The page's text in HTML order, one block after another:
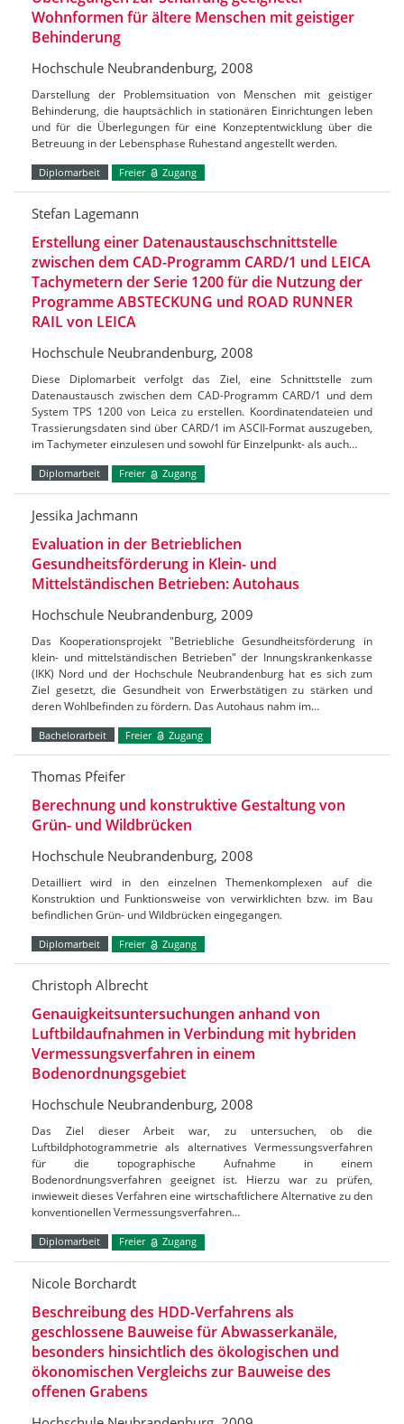
Wohnformen für ältere Menschen mit geistiger
Behinderung
Hochschule Neubrandenburg, 2008
Darstellung der Problemsituation von Menschen mit geistiger
Behinderung, die hauptsächlich in stationären Einrichtungen leben
und für die Überlegungen für eine Konzeptentwicklung über die
Betreuung in der Lebensphase Ruhestand angestellt werden.
Diplomarbeit Freier Zugang
Stefan Lagemann
Erstellung einer Datenaustauschschnittstelle
zwischen dem CAD-Programm CARD/1 und LEICA
Tachymetern der Serie 1200 für die Nutzung der
Programme ABSTECKUNG und ROAD RUNNER
RAIL von LEICA
Hochschule Neubrandenburg, 2008
Diese Diplomarbeit verfolgt das Ziel, eine Schnittstelle zum
Datenaustausch zwischen dem CAD-Programm CARD/1 und dem
System TPS 1200 von Leica zu erstellen. Koordinatendateien und
Trassierungsdaten sind über CARD/1 im ASCII-Format auszugeben,
im Tachymeter einzulesen und sowohl für Einzelpunkt- als auch…
Diplomarbeit Freier Zugang
Jessika Jachmann
Evaluation in der Betrieblichen
Gesundheitsförderung in Klein- und
Mittelständischen Betrieben: Autohaus
Hochschule Neubrandenburg, 2009
Das Kooperationsprojekt "Betriebliche Gesundheitsförderung in
klein- und mittelständischen Betrieben" der Innungskrankenkasse
(IKK) Nord und der Hochschule Neubrandenburg hat es sich zum
Ziel gesetzt, die Gesundheit von Erwerbstätigen zu stärken und
deren Wohlbefinden zu fördern. Das Autohaus nahm im…
Bachelorarbeit Freier Zugang
Thomas Pfeifer
Berechnung und konstruktive Gestaltung von
Grün- und Wildbrücken
Hochschule Neubrandenburg, 2008
Detailliert wird in den einzelnen Themenkomplexen auf die
Konstruktion und Funktionsweise von verwirklichten bzw. im Bau
befindlichen Grün- und Wildbrücken eingegangen.
Diplomarbeit Freier Zugang
Christoph Albrecht
Genauigkeitsuntersuchungen anhand von
Luftbildaufnahmen in Verbindung mit hybriden
Vermessungsverfahren in einem
Bodenordnungsgebiet
Hochschule Neubrandenburg, 2008
Das Ziel dieser Arbeit war, zu untersuchen, ob die
Luftbildphotogrammetrie als alternatives Vermessungsverfahren
für die topographische Aufnahme in einem
Bodenordnungsverfahren geeignet ist. Hierzu war zu prüfen,
inwieweit dieses Verfahren eine wirtschaftlichere Alternative zu den
konventionellen Vermessungsverfahren…
Diplomarbeit Freier Zugang
Nicole Borchardt
Beschreibung des HDD-Verfahrens als
geschlossene Bauweise für Abwasserkanäle,
besonders hinsichtlich des ökologischen und
ökonomischen Vergleichs zur Bauweise des
offenen Grabens